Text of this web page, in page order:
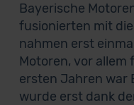
Bayerische
fusionierten mit
nahmen erst
Motoren, vor allem
ersten Jahren war
wurde erst dank